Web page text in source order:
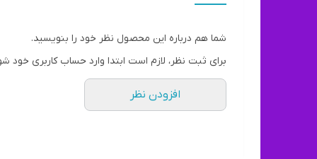
شما هم درباره این محصول نظر خود را بنویسید.
برای ثبت نظر، لازم است ابتدا وارد حساب کاربری خود
افزودن نظر